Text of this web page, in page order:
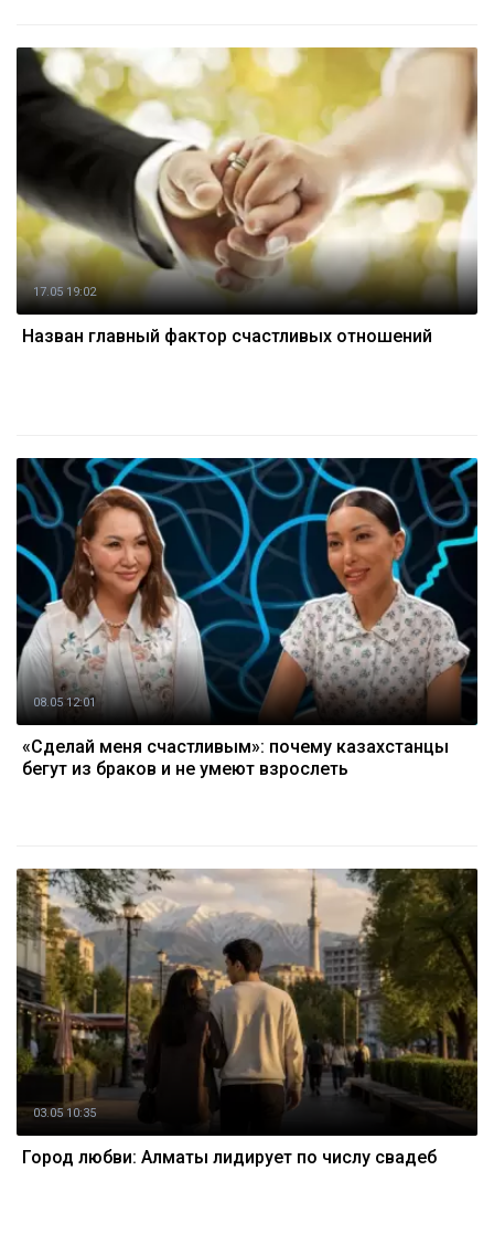
17.05 19:02
Назван главный фактор счастливых отношений
08.05 12:01
«Сделай меня счастливым»: почему казахстанцы
бегут из браков и не умеют взрослеть
03.05 10:35
Город любви: Алматы лидирует по числу свадеб